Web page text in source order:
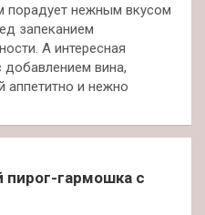
порадует нежным вкусом
запеканием
А интересная
вина,
аппетитно и нежно
гармошка с